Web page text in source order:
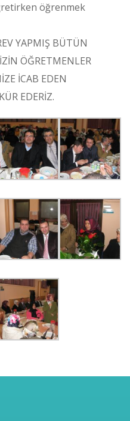
öğrenmek
YAPMIŞ BÜTÜN
ÖĞRETMENLER
İCAB EDEN
EDERİZ.